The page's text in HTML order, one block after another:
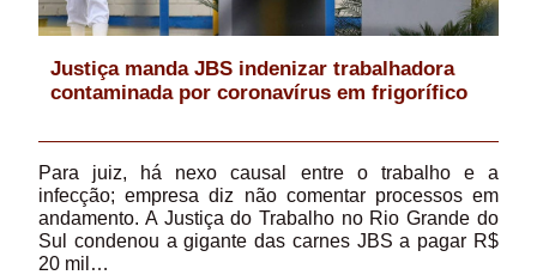
Justiça manda JBS indenizar trabalhadora
contaminada por coronavírus em frigorífico
Para juiz, há nexo causal entre o trabalho e a
infecção; empresa diz não comentar processos em
andamento. A Justiça do Trabalho no Rio Grande do
Sul condenou a gigante das carnes JBS a pagar R$
20 mil…